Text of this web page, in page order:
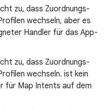
zu, dass Zuordnungs-
wechseln, aber es
Handler für das App-
zu, dass Zuordnungs-
wechseln. ist kein
für Map Intents auf dem